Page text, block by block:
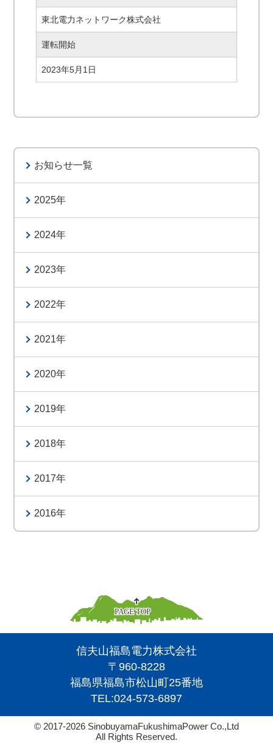
お知らせ一覧
2025
2024
2023
2022
2021
2020
2019
2018
2017
2016
東北電力ネットワーク株式会社
運転開始
2023年5月1日
信夫山福島電力株式会社
〒960-8228
福島県福島市松山町25番地
TEL:024-573-6897
© 2017-2026 SinobuyamaFukushimaPower Co.,Ltd
All Rights Reserved.